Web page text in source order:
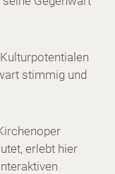
stimmig und
erlebt hier